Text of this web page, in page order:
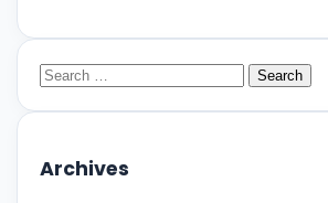
Search
Archives